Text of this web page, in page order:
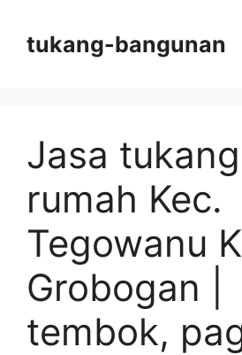
contenttukang-bangunan
Jasa
rumah Kec.
Tegowanu
Grobogan |
tembok,